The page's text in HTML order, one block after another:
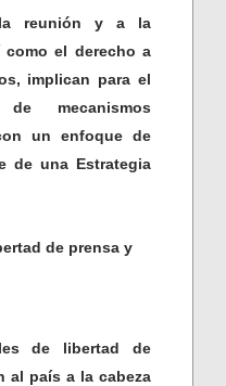
reunión y a la
como el derecho a
implican para el
mecanismos
un enfoque de
de una Estrategia
de prensa y
de libertad de
al país a la cabeza